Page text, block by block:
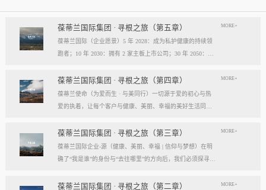
葆蒂兰国际集团 · 寻根之旅（第五章）
葆蒂兰国际（企业愿景）5 年 2028：成为私护健康的持续领
跑者；10 年 2030：拥有 2 家主板上市公司；30 年 2050：成
葆蒂兰国际立志成为健康产业中一个响亮的中国品牌。我们
以“为爱而生，与美同行”为使命，绘制出一幅清晰而雄心勃
勃的发展蓝图，旨在以坚实的步伐，从专业的深度走向事业
028 | 5年愿景）成为“私护健康领域的持续领跑者”· 定位： 我
MORE+
葆蒂兰国际集团 · 寻根之旅（第四章）
葆蒂兰使命（为爱而生 · 与美同行）一切源于爱的初心与热
爱的执着，让每个客户与健康、美丽、幸福的美好生活同
双翼“爱的初心”与“热爱的执着”，共同构成了葆蒂兰的精神内
核与力量源泉，二者如同呼吸，一呼一吸，生生不息。爱的
初心，是我们的根脉与方向。它是最初那份纯粹的善意、利
MORE+
葆蒂兰国际集团 · 寻根之旅（第三章）
葆蒂兰国际企业-源（健康、美丽、幸福 | 信仰与梦想）在明
确了“我是谁”的身份与“去往哪里”的方向后，我们必须探寻滋
格局与能量。它，就是葆蒂兰的“源”——我们一切思想与行
MORE+
葆蒂兰国际集团 · 寻根之旅（第二章） MORE+